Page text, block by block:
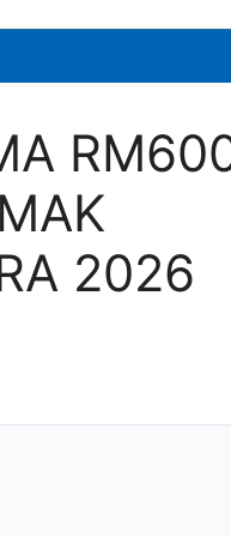
2026